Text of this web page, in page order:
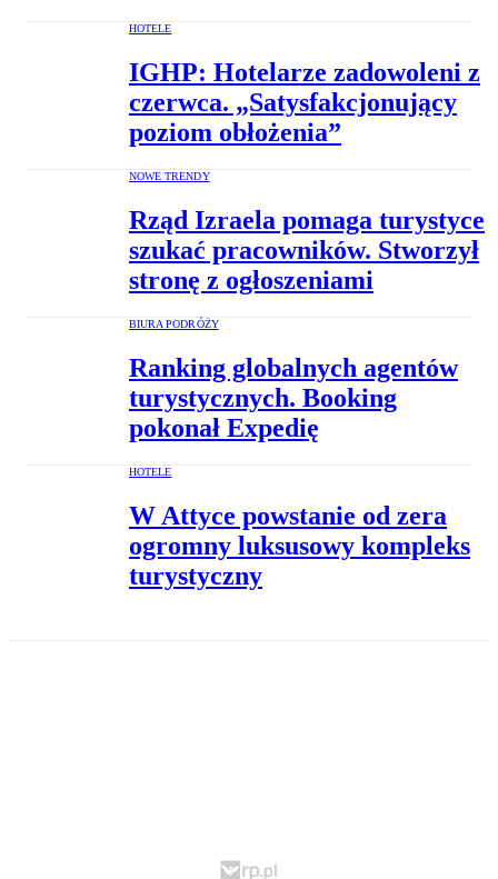
HOTELE
IGHP: Hotelarze zadowoleni z
czerwca. „Satysfakcjonujący
poziom obłożenia”
NOWE TRENDY
Rząd Izraela pomaga turystyce
szukać pracowników. Stworzył
stronę z ogłoszeniami
BIURA PODRÓŻY
Ranking globalnych agentów
turystycznych. Booking
pokonał Expedię
HOTELE
W Attyce powstanie od zera
ogromny luksusowy kompleks
turystyczny